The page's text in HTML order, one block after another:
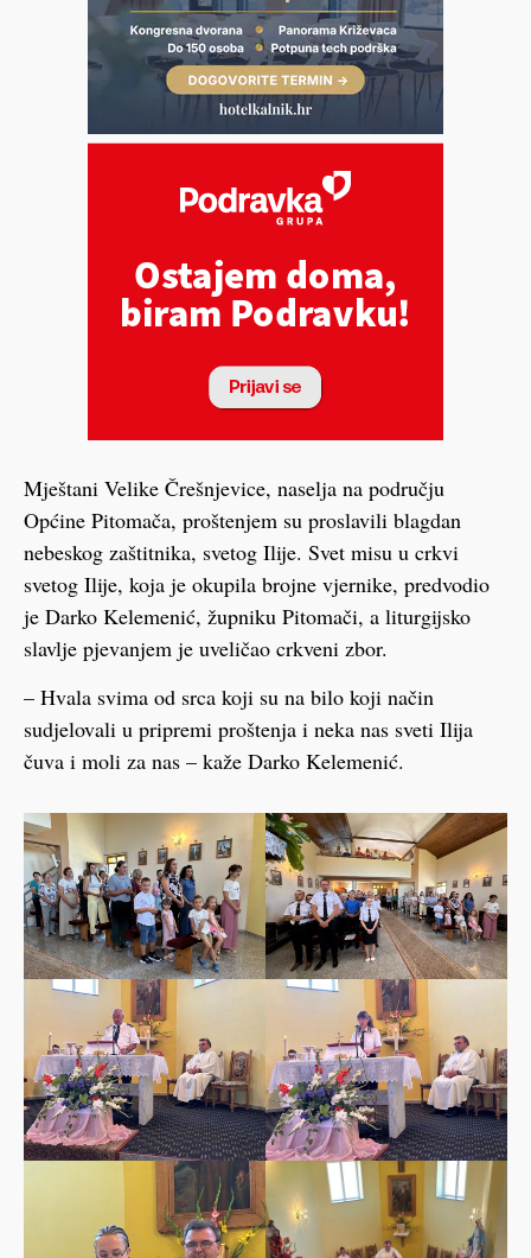
Mještani Velike Črešnjevice, naselja na području
Općine Pitomača, proštenjem su proslavili blagdan
nebeskog zaštitnika, svetog Ilije. Svet misu u crkvi
svetog Ilije, koja je okupila brojne vjernike, predvodio
je Darko Kelemenić, župniku Pitomači, a liturgijsko
slavlje pjevanjem je uveličao crkveni zbor.
– Hvala svima od srca koji su na bilo koji način
sudjelovali u pripremi proštenja i neka nas sveti Ilija
čuva i moli za nas – kaže Darko Kelemenić.